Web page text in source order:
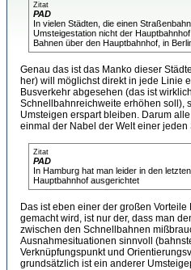
Zitat
PAD
In vielen Städten, die einen
Umsteigestation nicht der
Bahnen über den Hauptbahnhof, in
Genau das ist das Manko dieser
her) will möglichst direkt in jede Linie
Busverkehr abgesehen (das ist
Schnellbahnreichweite erhöhen soll),
Umsteigen erspart bleiben. Darum
einmal der Nabel der Welt einer jeden
Zitat
PAD
In Hamburg hat man leider in den
Hauptbahnhof ausgerichtet
Das ist eben einer der großen
gemacht wird, ist nur der, dass man
zwischen den Schnellbahnen
Ausnahmesituationen sinnvoll
Verknüpfungspunkt und
grundsätzlich ist ein anderer